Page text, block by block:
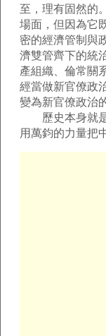
至，理有固然的
場面，但因為它
密的經濟管制與
濟雙管齊下的統
產組織、倫常關
經當做新官僚政
變為新官僚政治
歷史本身就是
用萬鈞的力量把